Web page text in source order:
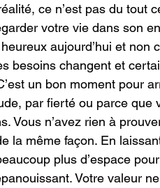
ce n’est pas du tout
votre vie dans son
aujourd’hui et non
besoins changent et
un bon moment pour
par fierté ou parce que
Vous n’avez rien à
même façon. En
plus d’espace
Votre valeur